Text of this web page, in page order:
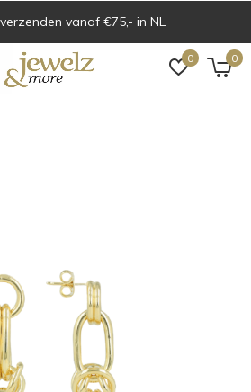
0 0
vanaf €75,- in NL